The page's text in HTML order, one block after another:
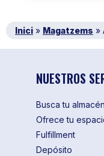
Inici » Magatzems »
NUESTROS
Busca tu almacén
Ofrece tu
Fulfillment
Depósito